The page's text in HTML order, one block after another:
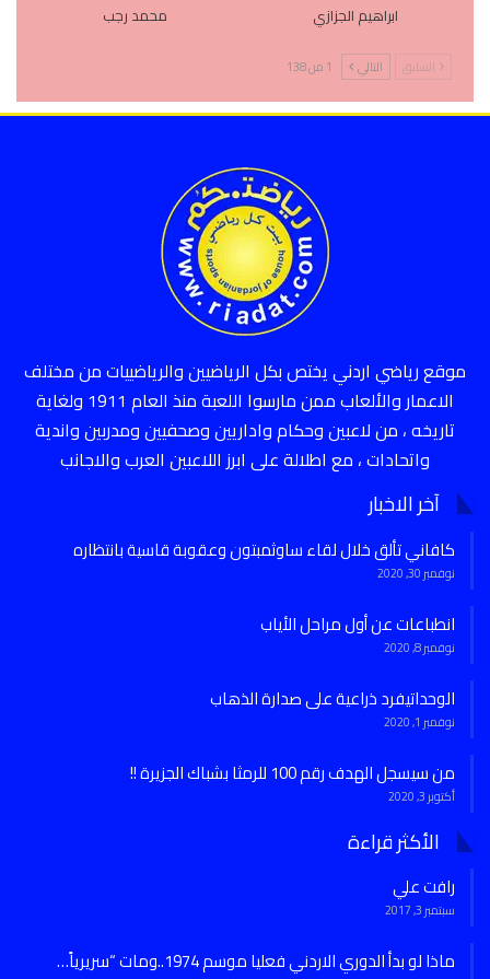
ابراهيم الجزازي محمد رجب
السابق التالي 1 من 138
موقع رياضي اردني يختص بكل الرياضيين والرياضييات من مختلف
الاعمار والألعاب ممن مارسوا اللعبة منذ العام 1911 ولغاية
تاريخه ، من لاعبين وحكام واداريين وصحفيين ومدربين واندية
واتحادات ، مع اطلالة على ابرز اللاعبين العرب والاجانب
آخر الاخبار
كافاني تألق خلال لقاء ساوثمبتون وعقوبة قاسية بانتظاره
نوفمبر 30, 2020
انطباعات عن أول مراحل الأياب
نوفمبر 8, 2020
الوحداتيفرد ذراعية على صدارة الذهاب
نوفمبر 1, 2020
من سيسجل الهدف رقم 100 للرمثا بشباك الجزيرة !!
أكتوبر 3, 2020
الأكثر قراءة
رافت علي
سبتمبر 3, 2017
ماذا لو بدأ الدوري الاردني فعليا موسم 1974..ومات “سريرياً…